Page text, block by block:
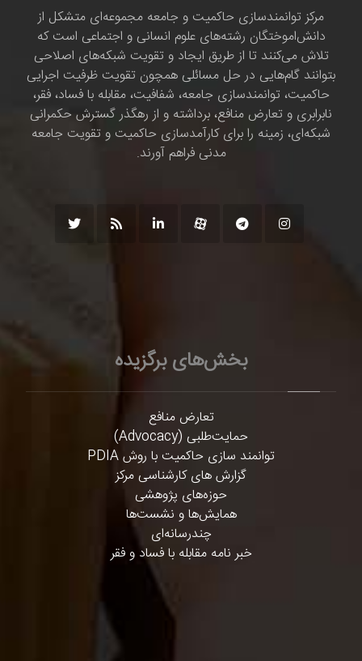
مرکز توانمندسازی حاکمیت و جامعه مجموعه‌ای متشکل از
دانش‌اموختگان رشته‌های علوم انسانی و اجتماعی است که
تلاش می‌کنند تا از طریق ایجاد و تقویت شبکه‌های اصلاحی
بتوانند گام‌هایی در حل مسائلی همچون تقویت ظرفیت اجرایی
حاکمیت، توانمندسازی جامعه، شفافیت، مقابله با فساد، فقر،
نابرابری و تعارض منافع، برداشته و از رهگذر گسترش حکمرانی
شبکه‌ای، زمینه را برای کارآمدسازی حاکمیت و تقویت جامعه
مدنی فراهم آورند.
بخش‌های برگزیده
تعارض منافع
حمایت‌طلبی (Advocacy)
توانمند سازی حاکمیت با روش PDIA
گزارش های کارشناسی مرکز
حوزه‌های پژوهشی
همایش‌ها و نشست‌ها
چندرسانه‌ای
خبر نامه مقابله با فساد و فقر